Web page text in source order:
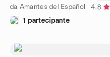
da Amantes del Español
4.8
1 partecipante